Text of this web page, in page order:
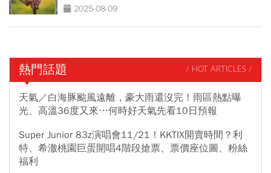
2025-08-09
熱門話題 / HOT ARTICLES /
天氣／白海豚颱風遠離，豪大雨還沒完！雨區熱點曝
光、高溫36度又來…何時好天氣先看10日預報
Super Junior 83z演唱會11/21！KKTIX開賣時間？利
特、希澈桃園巨蛋開唱4階段搶票、票價座位圖、粉絲
福利